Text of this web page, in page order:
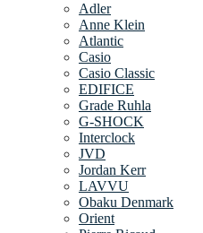
Adler
Anne Klein
Atlantic
Casio
Casio Classic
EDIFICE
Grade Ruhla
G-SHOCK
Interclock
JVD
Jordan Kerr
LAVVU
Obaku Denmark
Orient